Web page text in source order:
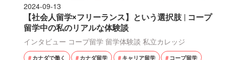
2024-09-13
【社会人留学×フリーランス】という選択肢 | コープ
留学中の私のリアルな体験談
インタビュー コープ留学 留学体験談 私立カレッジ
カナダで働く カナダ留学 キャリア留学
コープ留学